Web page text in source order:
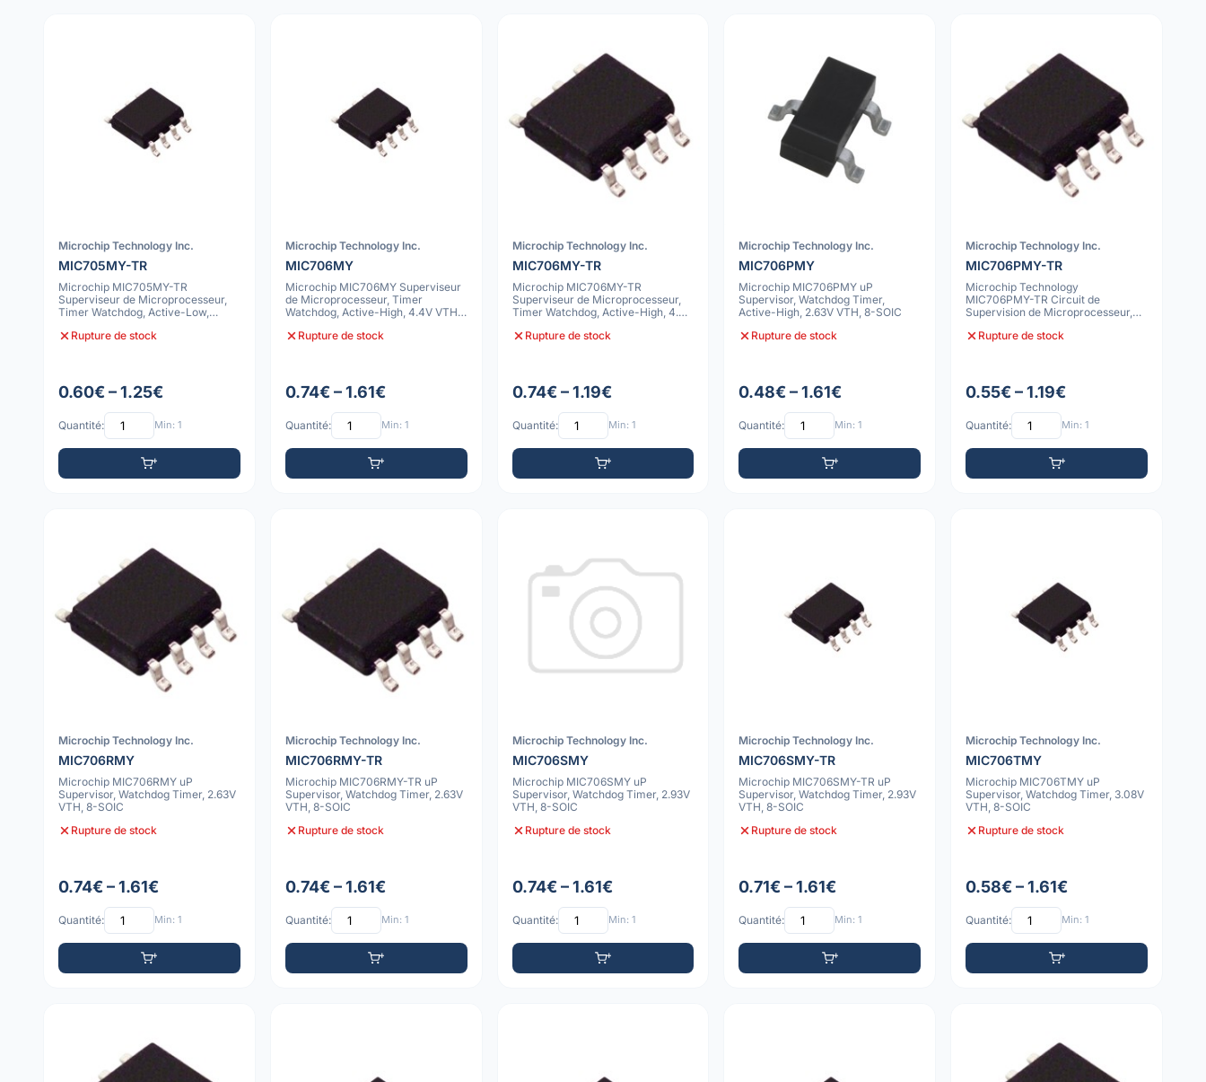
Microchip Technology Inc.
MIC705MY-TR
Microchip MIC705MY-TR
Superviseur de Microprocesseur,
Timer Watchdog, Active-Low,
Rupture de stock
0.60€ – 1.25€
Quantité: Min: 1
Microchip Technology Inc.
MIC706MY
Microchip MIC706MY Superviseur
de Microprocesseur, Timer
Watchdog, Active-High, 4.4V VTH,
Rupture de stock
0.74€ – 1.61€
Quantité: Min: 1
Microchip Technology Inc.
MIC706MY-TR
Microchip MIC706MY-TR
Superviseur de Microprocesseur,
Timer Watchdog, Active-High, 4.4V
Rupture de stock
0.74€ – 1.19€
Quantité: Min: 1
Microchip Technology Inc.
MIC706PMY
Microchip MIC706PMY uP
Supervisor, Watchdog Timer,
Active-High, 2.63V VTH, 8-SOIC
Rupture de stock
0.48€ – 1.61€
Quantité: Min: 1
Microchip Technology Inc.
MIC706PMY-TR
Microchip Technology
MIC706PMY-TR Circuit de
Supervision de Microprocesseur,
Rupture de stock
0.55€ – 1.19€
Quantité: Min: 1
Microchip Technology Inc.
MIC706RMY
Microchip MIC706RMY uP
Supervisor, Watchdog Timer, 2.63V
VTH, 8-SOIC
Rupture de stock
0.74€ – 1.61€
Quantité: Min: 1
Microchip Technology Inc.
MIC706RMY-TR
Microchip MIC706RMY-TR uP
Supervisor, Watchdog Timer, 2.63V
VTH, 8-SOIC
Rupture de stock
0.74€ – 1.61€
Quantité: Min: 1
Microchip Technology Inc.
MIC706SMY
Microchip MIC706SMY uP
Supervisor, Watchdog Timer, 2.93V
VTH, 8-SOIC
Rupture de stock
0.74€ – 1.61€
Quantité: Min: 1
Microchip Technology Inc.
MIC706SMY-TR
Microchip MIC706SMY-TR uP
Supervisor, Watchdog Timer, 2.93V
VTH, 8-SOIC
Rupture de stock
0.71€ – 1.61€
Quantité: Min: 1
Microchip Technology Inc.
MIC706TMY
Microchip MIC706TMY uP
Supervisor, Watchdog Timer, 3.08V
VTH, 8-SOIC
Rupture de stock
0.58€ – 1.61€
Quantité: Min: 1